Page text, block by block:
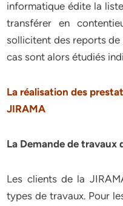
informatique édite la
transférer en
sollicitent des reports de
cas sont alors étudiés
La réalisation des
JIRAMA
La Demande de travaux
Les clients de la
types de travaux. Pour